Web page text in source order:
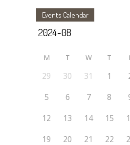
Events Calendar
M T W T
29 30 31 1
5
6 7 8
12
13 14 15
19
20 21 22